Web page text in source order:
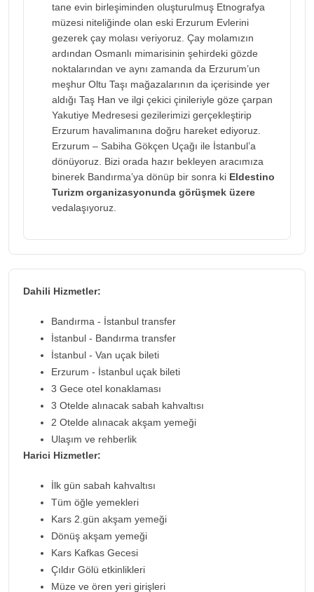
tane evin birleşiminden oluşturulmuş Etnografya
müzesi niteliğinde olan eski Erzurum Evlerini
gezerek çay molası veriyoruz. Çay molamızın
ardından Osmanlı mimarisinin şehirdeki gözde
noktalarından ve aynı zamanda da Erzurum’un
meşhur Oltu Taşı mağazalarının da içerisinde yer
aldığı Taş Han ve ilgi çekici çinileriyle göze çarpan
Yakutiye Medresesi gezilerimizi gerçekleştirip
Erzurum havalimanına doğru hareket ediyoruz.
Erzurum – Sabiha Gökçen Uçağı ile İstanbul’a
dönüyoruz. Bizi orada hazır bekleyen aracımıza
binerek Bandırma’ya dönüp bir sonra ki Eldestino
Turizm organizasyonunda görüşmek üzere
vedalaşıyoruz.
Dahili Hizmetler:
Bandırma - İstanbul transfer
İstanbul - Bandırma transfer
İstanbul - Van uçak bileti
Erzurum - İstanbul uçak bileti
3 Gece otel konaklaması
3 Otelde alınacak sabah kahvaltısı
2 Otelde alınacak akşam yemeği
Ulaşım ve rehberlik
Harici Hizmetler:
İlk gün sabah kahvaltısı
Tüm öğle yemekleri
Kars 2.gün akşam yemeği
Dönüş akşam yemeği
Kars Kafkas Gecesi
Çıldır Gölü etkinlikleri
Müze ve ören yeri girişleri